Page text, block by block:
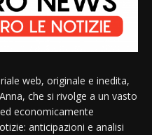
web, originale e inedita,
che si rivolge a un vasto
economicamente
anticipazioni e analisi